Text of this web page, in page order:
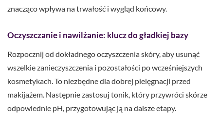
znacząco wpływa na trwałość i wygląd końcowy.
Oczyszczanie i nawilżanie: klucz do gładkiej bazy
Rozpocznij od dokładnego oczyszczenia skóry, aby usunąć
wszelkie zanieczyszczenia i pozostałości po wcześniejszych
kosmetykach. To niezbędne dla dobrej pielęgnacji przed
makijażem. Następnie zastosuj tonik, który przywróci skórze
odpowiednie pH, przygotowując ją na dalsze etapy.